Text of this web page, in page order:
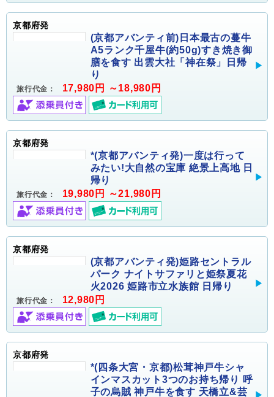
京都府発
(京都アバンティ前)日本最古の蔓牛
A5ランク千屋牛(約50g)すき焼き御
膳を食す 出雲大社「神在祭」日帰
り
旅行代金： 17,980円 ～18,980円
京都府発
*(京都アバンティ発)一度は行って
みたい!大自然の宝庫 絶景上高地 日
帰り
旅行代金： 19,980円 ～21,980円
京都府発
(京都アバンティ発)姫路セントラル
パーク ナイトサファリと姫祭夏花
火2026 姫路市立水族館 日帰り
旅行代金： 12,980円
京都府発
*(四条大宮・京都)松茸神戸牛シャ
インマスカット3つのお持ち帰り 呼
子の烏賊 神戸牛を食す 天橋立&芸